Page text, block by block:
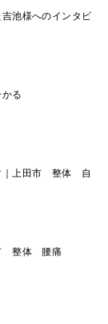
池様へのインタビ
る
｜上田市 整体 自
整体 腰痛